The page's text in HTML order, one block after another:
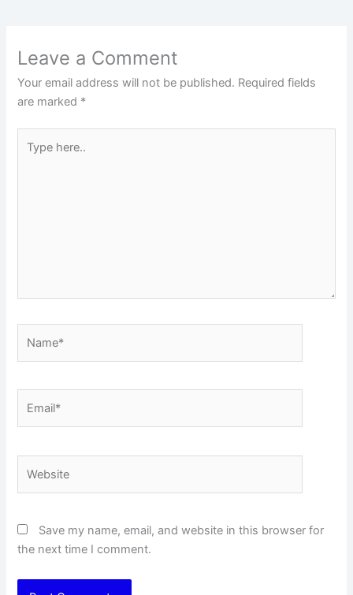
Leave a Comment
Your email address will not be published. Required fields
are marked *
here..
Save my name, email, and website in this browser for
the next time I comment.